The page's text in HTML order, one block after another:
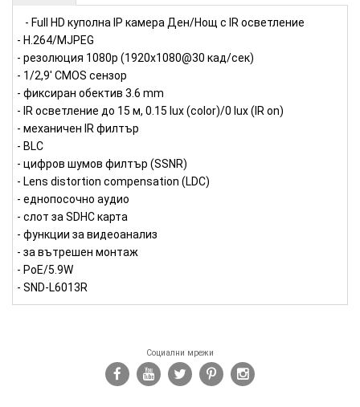
- Full HD куполна IP камера Ден/Нощ с IR осветление
- H.264/MJPEG
- резолюция 1080p (1920x1080@30 кад/сек)
- 1/2,9' CMOS сензор
- фиксиран обектив 3.6 mm
- IR осветление до 15 м, 0.15 lux (color)/0 lux (IR on)
- механичен IR филтър
- BLC
- цифров шумов филтър (SSNR)
- Lens distortion compensation (LDC)
- еднопосочно аудио
- слот за SDHC карта
- функции за видеоанализ
- за вътрешен монтаж
- PoE/5.9W
- SND-L6013R
Социални мрежи